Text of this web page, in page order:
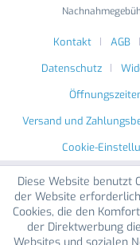
Kontakt AGB
Datenschutz
Versand und
Cookie-
Diese Website benutzt
der Website
Cookies, die den
der Direktwerbung